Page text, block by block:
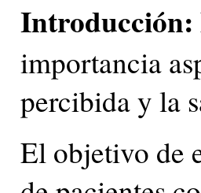
Introducción:
importancia
percibida y la
El objetivo de